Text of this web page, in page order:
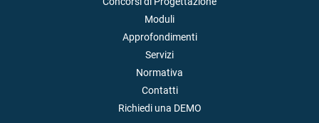
Moduli
Approfondimenti
Servizi
Normativa
Contatti
Richiedi una DEMO